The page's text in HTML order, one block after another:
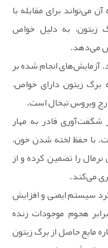
می‌تواند برای مقابله با
زیتون، به دلیل خواص
می‌دهد.
انجام شده بر
زیتون دارای خواص،
ویروس تبخال است.
شگفت‌آوری قادر به مهار
با حفظ لخته شدن خون،
را تضمین کرده و از
می‌کند.
سیستم ایمنی و افزایش
هجوم موجودات زنده
مایع حاصل از برگ زیتون